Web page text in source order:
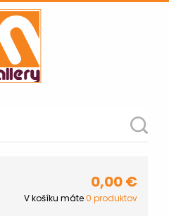
0,00€
V košíku máte0 produktov